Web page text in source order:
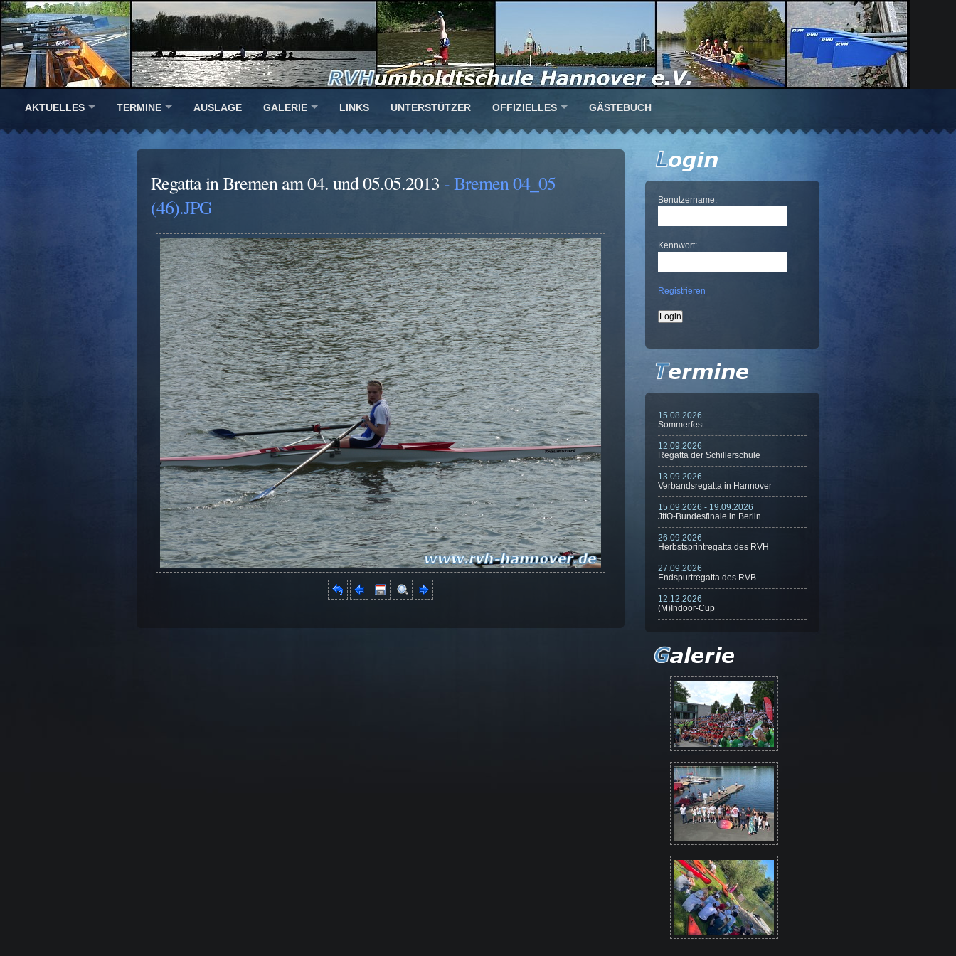
AKTUELLES TERMINE AUSLAGE GALERIE LINKS UNTERSTÜTZER OFFIZIELLES GÄSTEBUCH
Regatta in Bremen am 04. und 05.05.2013 - Bremen 04_05
(46).JPG
Benutzername:
Kennwort:
Registrieren
15.08.2026
Sommerfest
12.09.2026
Regatta der Schillerschule
13.09.2026
Verbandsregatta in Hannover
15.09.2026 - 19.09.2026
JtfO-Bundesfinale in Berlin
26.09.2026
Herbstsprintregatta des RVH
27.09.2026
Endspurtregatta des RVB
12.12.2026
(M)Indoor-Cup